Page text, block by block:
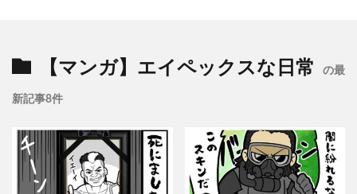
【マンガ】エイペックスな日常 の最
新記事8件